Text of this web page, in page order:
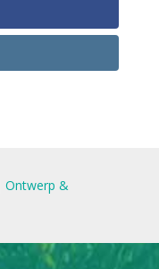
Ontwerp &